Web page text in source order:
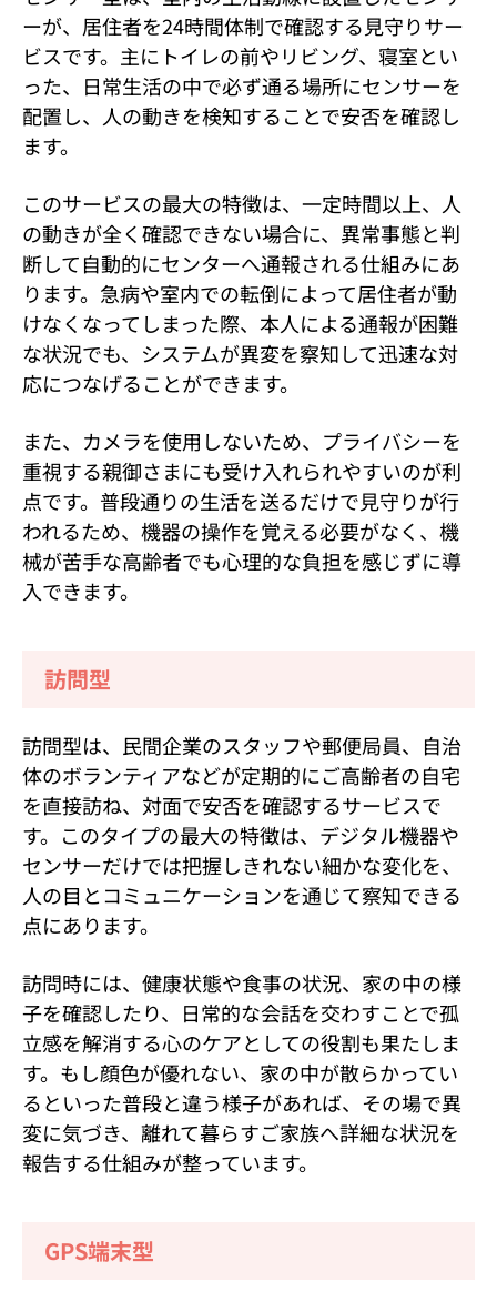
ーが、居住者を24時間体制で確認する見守りサー
ビスです。主にトイレの前やリビング、寝室とい
った、日常生活の中で必ず通る場所にセンサーを
配置し、人の動きを検知することで安否を確認し
ます。
このサービスの最大の特徴は、一定時間以上、人
の動きが全く確認できない場合に、異常事態と判
断して自動的にセンターへ通報される仕組みにあ
ります。急病や室内での転倒によって居住者が動
けなくなってしまった際、本人による通報が困難
な状況でも、システムが異変を察知して迅速な対
応につなげることができます。
また、カメラを使用しないため、プライバシーを
重視する親御さまにも受け入れられやすいのが利
点です。普段通りの生活を送るだけで見守りが行
われるため、機器の操作を覚える必要がなく、機
械が苦手な高齢者でも心理的な負担を感じずに導
入できます。
訪問型
訪問型は、民間企業のスタッフや郵便局員、自治
体のボランティアなどが定期的にご高齢者の自宅
を直接訪ね、対面で安否を確認するサービスで
す。このタイプの最大の特徴は、デジタル機器や
センサーだけでは把握しきれない細かな変化を、
人の目とコミュニケーションを通じて察知できる
点にあります。
訪問時には、健康状態や食事の状況、家の中の様
子を確認したり、日常的な会話を交わすことで孤
立感を解消する心のケアとしての役割も果たしま
す。もし顔色が優れない、家の中が散らかってい
るといった普段と違う様子があれば、その場で異
変に気づき、離れて暮らすご家族へ詳細な状況を
報告する仕組みが整っています。
GPS端末型